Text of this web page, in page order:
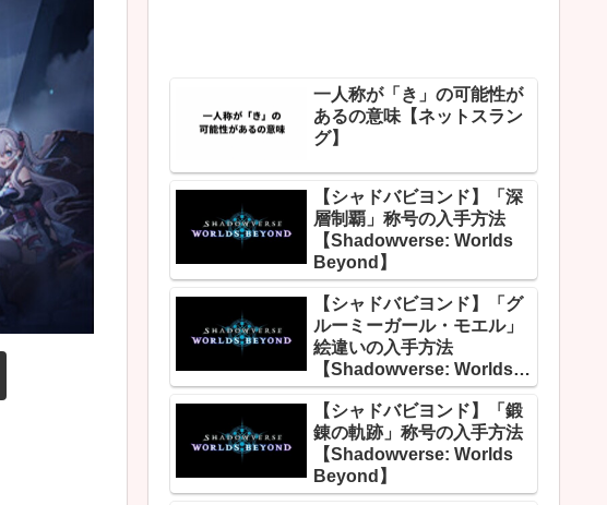
一人称が「き」の可能性が
あるの意味【ネットスラン
グ】
【シャドバビヨンド】「深
層制覇」称号の入手方法
【Shadowverse: Worlds
Beyond】
【シャドバビヨンド】「グ
ルーミーガール・モエル」
絵違いの入手方法
【Shadowverse: Worlds
Beyond】
【シャドバビヨンド】「鍛
錬の軌跡」称号の入手方法
【Shadowverse: Worlds
Beyond】